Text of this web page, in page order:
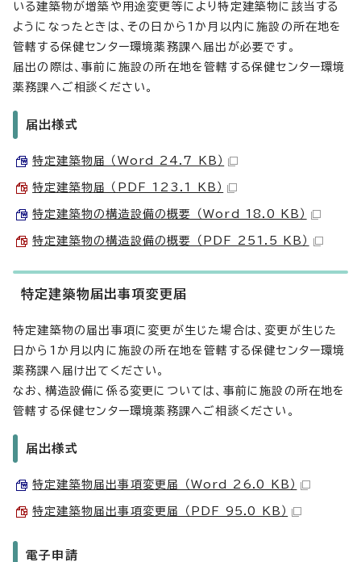
いる建築物が増築や用途変更等により特定建築物に該当する
ようになったときは、その日から1か月以内に施設の所在地を
管轄する保健センター環境薬務課へ届出が必要です。
届出の際は、事前に施設の所在地を管轄する保健センター環境
薬務課へご相談ください。
届出様式
特定建築物届 （Word 24.7 KB）
特定建築物届 （PDF 123.1 KB）
特定建築物の構造設備の概要 （Word 18.0 KB）
特定建築物の構造設備の概要 （PDF 251.5 KB）
特定建築物届出事項変更届
特定建築物の届出事項に変更が生じた場合は、変更が生じた
日から1か月以内に施設の所在地を管轄する保健センター環境
薬務課へ届け出てください。
なお、構造設備に係る変更については、事前に施設の所在地を
管轄する保健センター環境薬務課へご相談ください。
届出様式
特定建築物届出事項変更届 （Word 26.0 KB）
特定建築物届出事項変更届 （PDF 95.0 KB）
電子申請